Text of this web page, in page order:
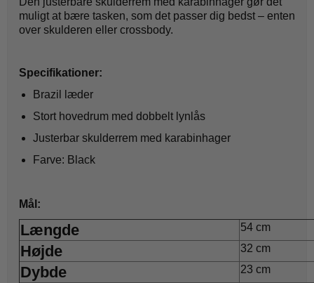
muligt at bære tasken, som det passer dig bedst – enten
over skulderen eller crossbody.
Specifikationer:
Brazil læder
Stort hovedrum med dobbelt lynlås
Justerbar skulderrem med karabinhager
Farve: Black
Mål:
Længde 54 cm
Højde 32 cm
Dybde 23 cm